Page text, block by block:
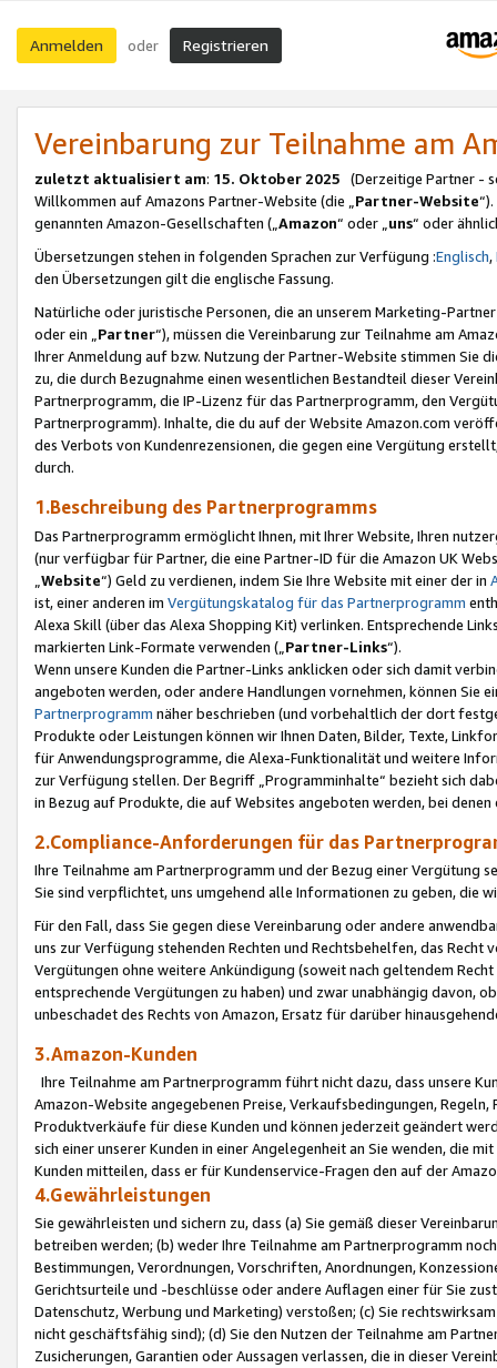
Anmelden oder Registrieren
Vereinbarung zur Teilnahme am
zuletzt aktualisiert am: 15. Oktober 2025 (Derzeitige Partner -
Willkommen auf Amazons Partner-Website (die „Partner-Website
genannten Amazon-Gesellschaften („Amazon“ oder „uns“ oder
Übersetzungen stehen in folgenden Sprachen zur Verfügung :Englisch,
den Übersetzungen gilt die englische Fassung.
Natürliche oder juristische Personen, die an unserem Marketing-
oder ein „Partner“), müssen die Vereinbarung zur Teilnahme am
Ihrer Anmeldung auf bzw. Nutzung der Partner-Website stimmen Sie
zu, die durch Bezugnahme einen wesentlichen Bestandteil dieser
Partnerprogramm, die IP-Lizenz für das Partnerprogramm, den
Partnerprogramm). Inhalte, die du auf der Website Amazon.com
des Verbots von Kundenrezensionen, die gegen eine Vergütung
durch.
1.Beschreibung des Partnerprogramms
Das Partnerprogramm ermöglicht Ihnen, mit Ihrer Website, Ihren
(nur verfügbar für Partner, die eine Partner-ID für die Amazon UK
Website“) Geld zu verdienen, indem Sie Ihre Website mit einer der in
ist, einer anderen im Vergütungskatalog für das Partnerprogramm
Alexa Skill (über das Alexa Shopping Kit) verlinken. Entsprechende
markierten Link-Formate verwenden („ Partner-Links“).
Wenn unsere Kunden die Partner-Links anklicken oder sich damit
angeboten werden, oder andere Handlungen vornehmen, können Sie
Partnerprogramm näher beschrieben (und vorbehaltlich der dort
Produkte oder Leistungen können wir Ihnen Daten, Bilder, Texte,
für Anwendungsprogramme, die Alexa-Funktionalität und weitere
zur Verfügung stellen. Der Begriff „Programminhalte“ bezieht sich
in Bezug auf Produkte, die auf Websites angeboten werden, bei
2.Compliance-Anforderungen für das
Ihre Teilnahme am Partnerprogramm und der Bezug einer Vergütung
Sie sind verpflichtet, uns umgehend alle Informationen zu geben, die
Für den Fall, dass Sie gegen diese Vereinbarung oder andere
uns zur Verfügung stehenden Rechten und Rechtsbehelfen, das
Vergütungen ohne weitere Ankündigung (soweit nach geltendem
entsprechende Vergütungen zu haben) und zwar unabhängig davon,
unbeschadet des Rechts von Amazon, Ersatz für darüber
3.Amazon-Kunden
Ihre Teilnahme am Partnerprogramm führt nicht dazu, dass unsere
Amazon-Website angegebenen Preise, Verkaufsbedingungen,
Produktverkäufe für diese Kunden und können jederzeit geändert
sich einer unserer Kunden in einer Angelegenheit an Sie wenden, die
Kunden mitteilen, dass er für Kundenservice-Fragen den auf der
4.Gewährleistungen
Sie gewährleisten und sichern zu, dass (a) Sie gemäß dieser
betreiben werden; (b) weder Ihre Teilnahme am Partnerprogramm
Bestimmungen, Verordnungen, Vorschriften, Anordnungen,
Gerichtsurteile und -beschlüsse oder andere Auflagen einer für Sie
Datenschutz, Werbung und Marketing) verstoßen; (c) Sie
nicht geschäftsfähig sind); (d) Sie den Nutzen der Teilnahme am
Zusicherungen, Garantien oder Aussagen verlassen, die in dieser